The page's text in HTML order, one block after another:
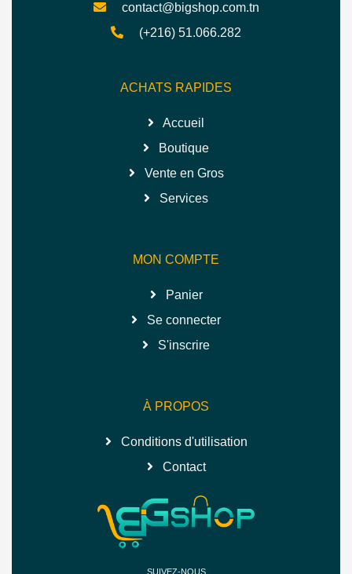
contact@bigshop.com.tn
(+216) 51.066.282
ACHATS RAPIDES
Accueil
Boutique
Vente en Gros
Services
MON COMPTE
Panier
Se connecter
S'inscrire
À PROPOS
Conditions d'utilisation
Contact
SUIVEZ-NOUS